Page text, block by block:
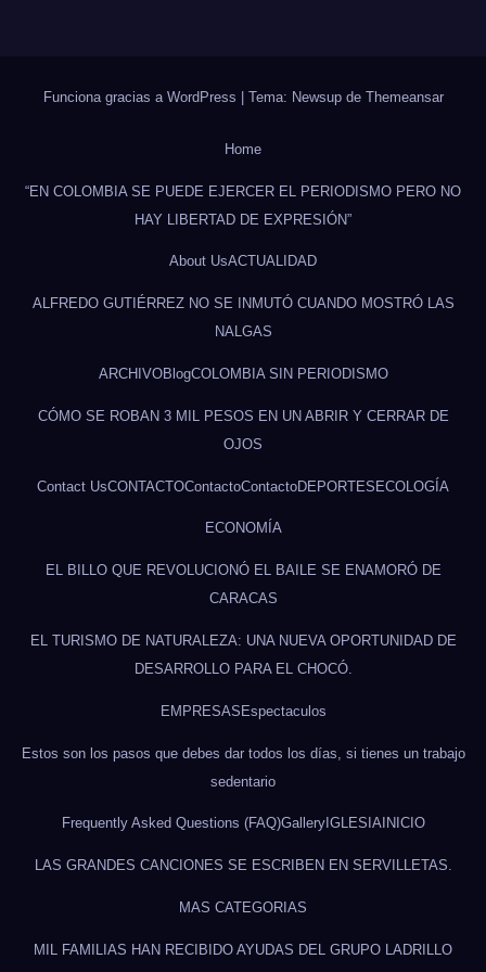
Funciona gracias a WordPress | Tema: Newsup de Themeansar
Home
“EN COLOMBIA SE PUEDE EJERCER EL PERIODISMO PERO NO
HAY LIBERTAD DE EXPRESIÓN”
About UsACTUALIDAD
ALFREDO GUTIÉRREZ NO SE INMUTÓ CUANDO MOSTRÓ LAS
NALGAS
ARCHIVOBlogCOLOMBIA SIN PERIODISMO
CÓMO SE ROBAN 3 MIL PESOS EN UN ABRIR Y CERRAR DE
OJOS
Contact UsCONTACTOContactoContactoDEPORTESECOLOGÍA
ECONOMÍA
EL BILLO QUE REVOLUCIONÓ EL BAILE SE ENAMORÓ DE
CARACAS
EL TURISMO DE NATURALEZA: UNA NUEVA OPORTUNIDAD DE
DESARROLLO PARA EL CHOCÓ.
EMPRESASEspectaculos
Estos son los pasos que debes dar todos los días, si tienes un trabajo
sedentario
Frequently Asked Questions (FAQ)GalleryIGLESIAINICIO
LAS GRANDES CANCIONES SE ESCRIBEN EN SERVILLETAS.
MAS CATEGORIAS
MIL FAMILIAS HAN RECIBIDO AYUDAS DEL GRUPO LADRILLO